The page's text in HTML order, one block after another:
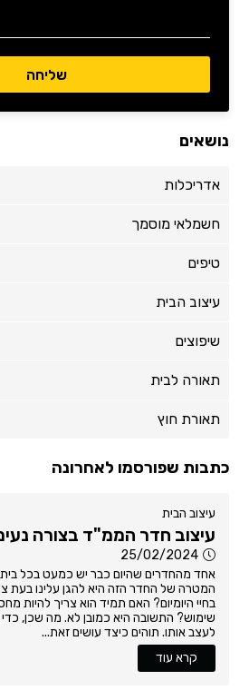
נושאים
אדריכלות
חשמלאי מוסמך
טיפים
עיצוב הבית
שיפוצים
תאורה לבית
תאורת חוץ
כתבות שפורסמו לאחרונה
עיצוב הבית
עיצוב חדר הממ"ד בצורה
25/02/2024
אחד מהחדרים שהיום כבר יש כמעט בכל
המטרה של החדר הזה היא להגן עלינו בעת
בחיי היומיום? האם תמיד הוא צריך להיות
שימוש? התשובה היא כמובן לא. מה שכן,
לעצב אותו. תוהים כיצד עושים זאת...
קרא עוד